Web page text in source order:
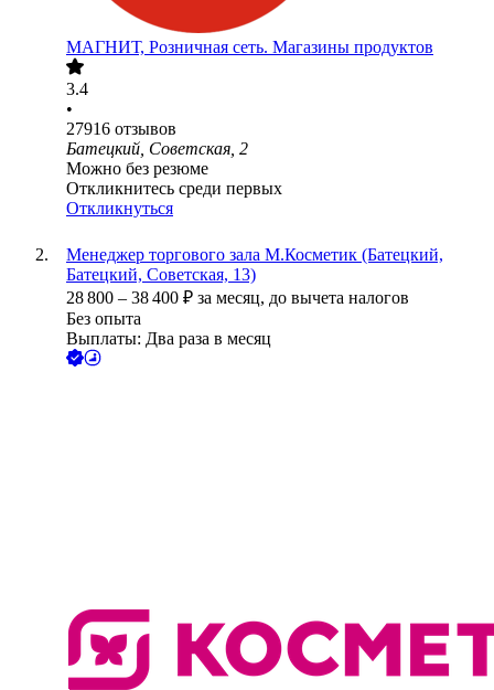
МАГНИТ, Розничная сеть. Магазины продуктов
3.4
•
27916 отзывов
Батецкий, Советская, 2
Можно без резюме
Откликнитесь среди первых
Откликнуться
Менеджер торгового зала М.Косметик (Батецкий,
Батецкий, Советская, 13)
28 800 – 38 400 ₽ за месяц, до вычета налогов
Без опыта
Выплаты: Два раза в месяц